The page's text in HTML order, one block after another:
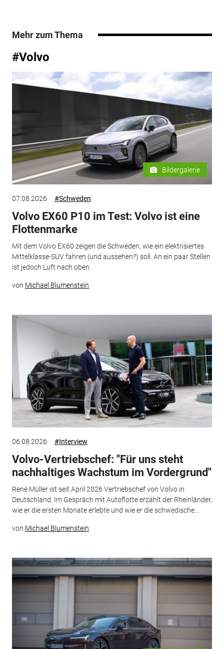
Mehr zum Thema
#Volvo
Bildergalerie
07.08.2026 #Schweden
Volvo EX60 P10 im Test: Volvo ist eine
Flottenmarke
Mit dem Volvo EX60 zeigen die Schweden, wie ein elektrisiertes
Mittelklasse-SUV fahren (und aussehen?) soll. An ein paar Stellen
ist jedoch Luft nach oben.
von Michael Blumenstein
06.08.2026 #Interview
Volvo-Vertriebschef: "Für uns steht
nachhaltiges Wachstum im Vordergrund"
René Müller ist seit April 2026 Vertriebschef von Volvo in
Deutschland. Im Gespräch mit Autoflotte erzählt der Rheinländer,
wie er die ersten Monate erlebte und wie er die schwedische...
von Michael Blumenstein